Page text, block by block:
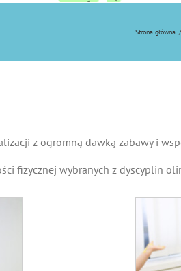
Strona główna /
z ogromną dawką zabawy i
fizycznej wybranych z dyscyplin